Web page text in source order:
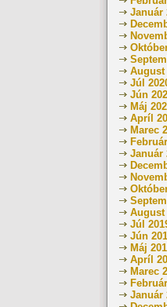
Január
August
Júl
Jún
Máj
Apríl
Marec
Január
August
Júl
Jún
Máj
Apríl
Marec
Január